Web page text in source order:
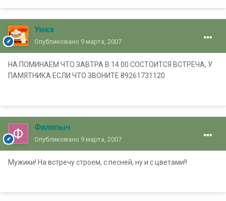
Умка
Опубликовано 9 марта, 2007
НА ПОМИНАЕМ ЧТО ЗАВТРА В 14 00 СОСТОИТСЯ ВСТРЕЧА, У
ПАМЯТНИКА ЕСЛИ ЧТО ЗВОНИТЕ 89261731120
Филипыч
Опубликовано 9 марта, 2007
Мужики! На встречу строем, с песней, ну и с цветами!!